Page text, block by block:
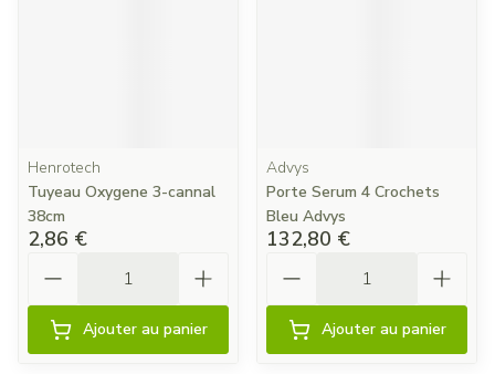
Henrotech
Tuyeau Oxygene 3-cannal
38cm
2,86 €
Ajouter au panier
Advys
Porte Serum 4 Crochets
Bleu Advys
132,80 €
Ajouter au panier